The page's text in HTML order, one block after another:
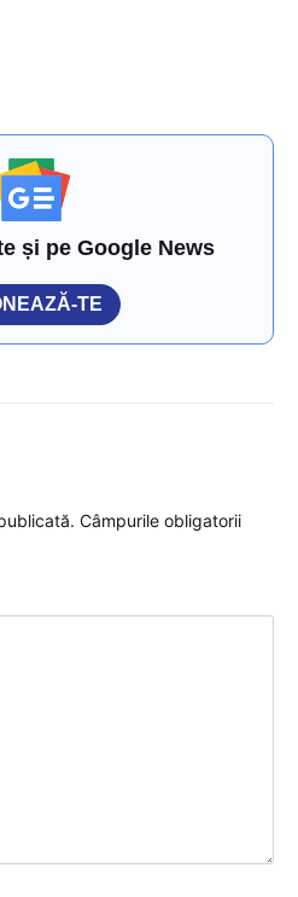
și pe Google News
TE
Câmpurile obligatorii